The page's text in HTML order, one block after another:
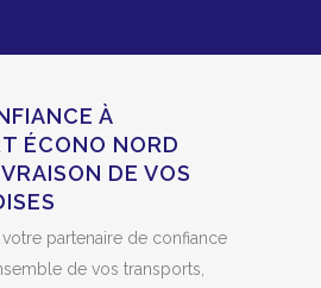
À
ÉCONO NORD
DE VOS
partenaire de confiance
de vos transports,